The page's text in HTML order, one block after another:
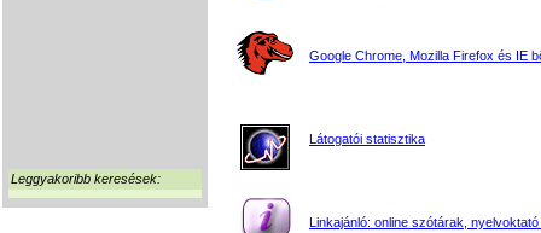
Leggyakoribb keresések:
Google Chrome, Mozilla Firefox és IE
Látogatói statisztika
Linkajánló: online szótárak, nyelvoktató